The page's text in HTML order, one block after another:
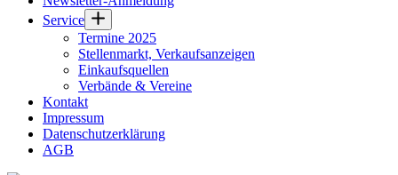
Service
Termine 2025
Stellenmarkt, Verkaufsanzeigen
Einkaufsquellen
Verbände & Vereine
Kontakt
Impressum
Datenschutzerklärung
AGB